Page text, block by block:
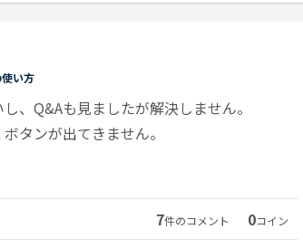
い方
、Q&Aも見ましたが解決しません。
タンが出てきません。
7件のコメント 0コイン